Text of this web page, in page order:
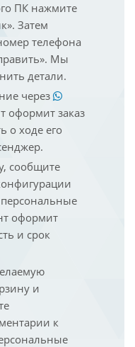
ПК нажмите
Затем
телефона
Мы
детали.
через
оформит заказ
о ходе его
сообщите
оформит
и срок
и
к